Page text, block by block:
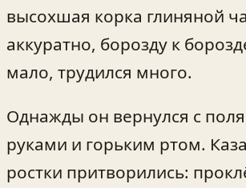
высохшая корка глиняной
аккуратно, борозду к
мало, трудился много.
Однажды он вернулся с
руками и горьким ртом.
ростки притворились: